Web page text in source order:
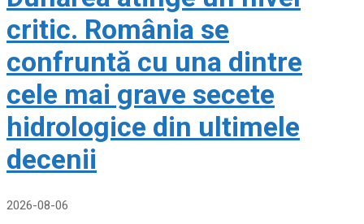
critic. România se
confruntă cu una dintre
cele mai grave secete
hidrologice din ultimele
decenii
2026-08-06